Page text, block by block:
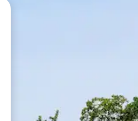
か、画面をタッチまたはスワイプして